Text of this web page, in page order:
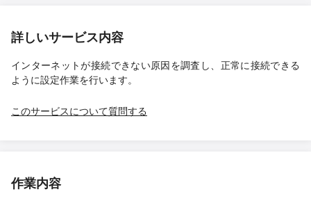
詳しいサービス内容
インターネットが接続できない原因を調査し、正常に接続できる
ように設定作業を行います。
このサービスについて質問する
作業内容